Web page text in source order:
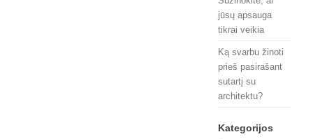
jūsų apsauga
tikrai veikia
Ką svarbu žinoti
prieš pasirašant
sutartį su
architektu?
Kategorijos